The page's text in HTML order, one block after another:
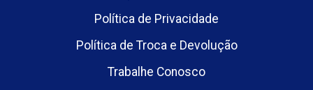
Política de Privacidade
Política de Troca e Devolução
Trabalhe Conosco